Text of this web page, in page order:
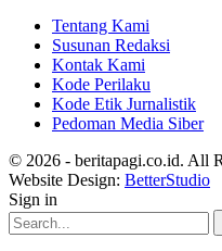
Tentang Kami
Susunan Redaksi
Kontak Kami
Kode Perilaku
Kode Etik Jurnalistik
Pedoman Media Siber
© 2026 - beritapagi.co.id. All
Website Design: BetterStudio
Sign in